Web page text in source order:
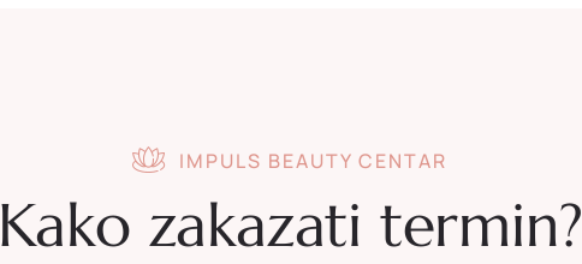
IMPULS BEAUTY CENTAR
Kako zakazati termin?